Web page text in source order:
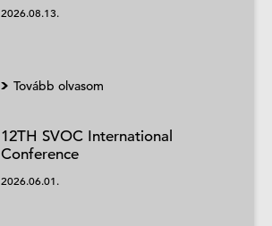
2026.08.13.
Tovább olvasom
12TH SVOC International
Conference
2026.06.01.